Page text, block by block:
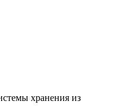
хранения из